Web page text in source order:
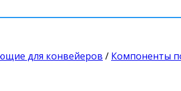
для конвейеров / Компоненты